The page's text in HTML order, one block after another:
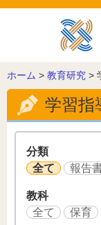
こ
の
ー
ジ
ホーム > 教育研究 >
学習指
分類
全て
報告
教科
全て
保育